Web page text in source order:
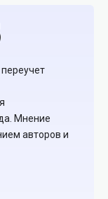
Мнение
авторов и